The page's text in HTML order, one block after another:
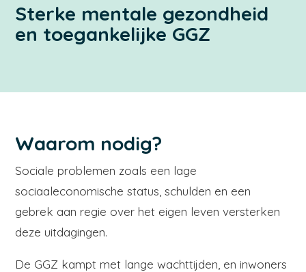
Sterke mentale gezondheid
en toegankelijke GGZ
Waarom nodig?
Sociale problemen zoals een lage
sociaaleconomische status, schulden en een
gebrek aan regie over het eigen leven versterken
deze uitdagingen.
De GGZ kampt met lange wachttijden, en inwoners